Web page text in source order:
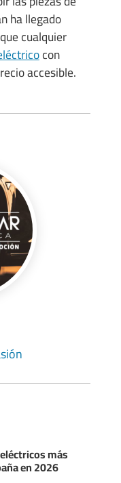
más
en 2026
ha llegado
cualquier
con
accesible.